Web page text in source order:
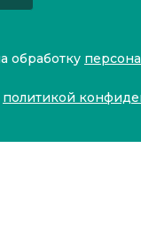
обработку
политикой